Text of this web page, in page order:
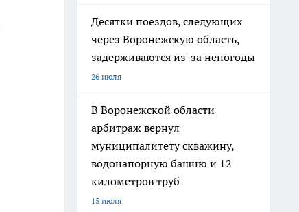
Десятки поездов, следующих
через Воронежскую область,
задерживаются из-за непогоды
26 июля
В Воронежской области
арбитраж вернул
муниципалитету скважину,
водонапорную башню и 12
километров труб
15 июля